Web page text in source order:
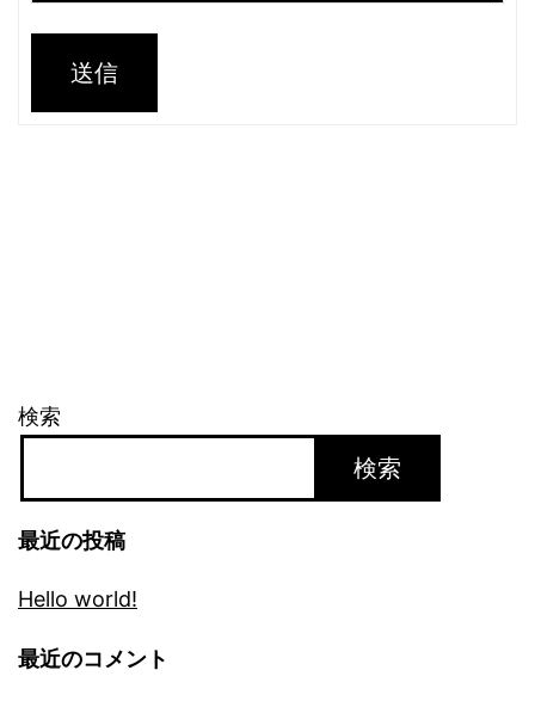
送信
検索
検索
最近の投稿
Hello world!
最近のコメント